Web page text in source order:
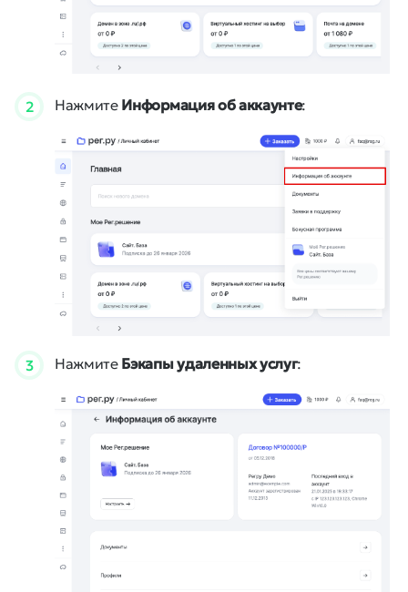
2 Нажмите Информация об аккаунте:
3 Нажмите Бэкапы удаленных услуг: